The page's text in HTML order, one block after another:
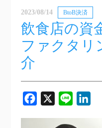
2023/08/14 BtoB決済
飲食店の資
ファクタリ
介
Facebook
X Line